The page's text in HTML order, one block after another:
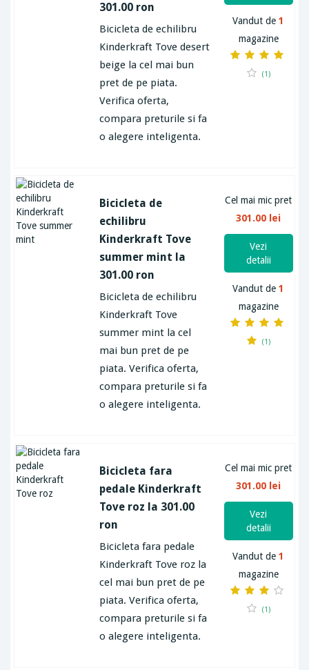
301.00 ron
Bicicleta de echilibru
Kinderkraft Tove desert
beige la cel mai bun
pret de pe piata.
Verifica oferta,
compara preturile si fa
o alegere inteligenta.
Vandut de1
magazine
(1)
Bicicleta de
echilibru
Kinderkraft Tove
summer mint la
301.00 ron
Bicicleta de echilibru
Kinderkraft Tove
summer mint la cel
mai bun pret de pe
piata. Verifica oferta,
compara preturile si fa
o alegere inteligenta.
Cel mai mic pret
301.00 lei
Vezi
detalii
Vandut de1
magazine
(1)
Bicicleta fara
pedale Kinderkraft
Tove roz la 301.00
ron
Bicicleta fara pedale
Kinderkraft Tove roz la
cel mai bun pret de pe
piata. Verifica oferta,
compara preturile si fa
o alegere inteligenta.
Cel mai mic pret
301.00 lei
Vezi
detalii
Vandut de1
magazine
(1)